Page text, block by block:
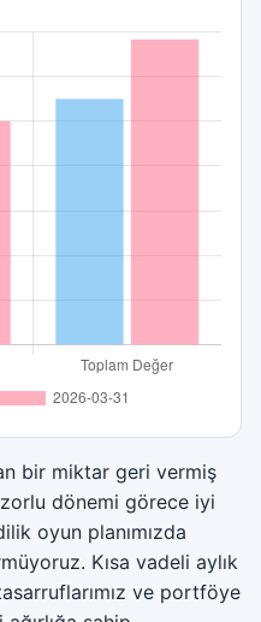
bir miktar geri vermiş
dönemi görece iyi
oyun planımızda
Kısa vadeli aylık
ve portföye